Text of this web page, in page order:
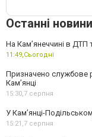
Останні новини
На Кам’янеччині в ДТП
11:49,Сьогодні
Призначено службове
Кам’янці
15:30,7 серпня
У Кам’янці-
15:21,7 серпня